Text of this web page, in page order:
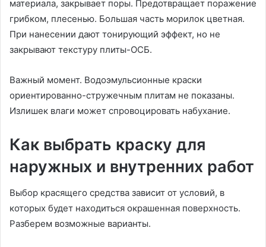
материала, закрывает поры. Предотвращает поражение
грибком, плесенью. Большая часть морилок цветная.
При нанесении дают тонирующий эффект, но не
закрывают текстуру плиты-ОСБ.
Важный момент. Водоэмульсионные краски
ориентированно-стружечным плитам не показаны.
Излишек влаги может спровоцировать набухание.
Как выбрать краску для
наружных и внутренних работ
Выбор красящего средства зависит от условий, в
которых будет находиться окрашенная поверхность.
Разберем возможные варианты.